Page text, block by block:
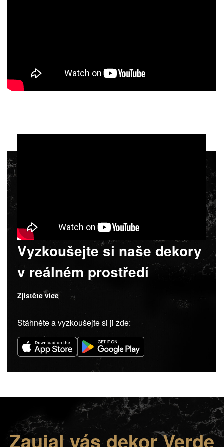
Vyzkoušejte si naše dekory
v reálném prostředí
Zjistěte více
Stáhněte a vyzkoušejte si ji zde:
Zaujal vás dekor Verde